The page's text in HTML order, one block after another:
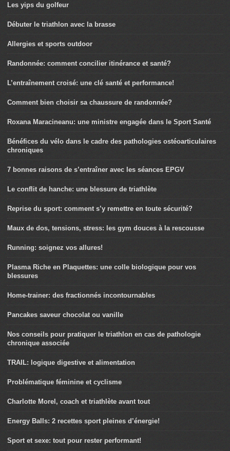
Les yips du golfeur
Débuter le triathlon avec la brasse
Allergies et sports outdoor
Randonnée: comment concilier itinérance et santé?
L’entraînement croisé: une clé santé et performance!
Comment bien choisir sa chaussure de randonnée?
Roxana Maracineanu: une ministre engagée dans le Sport Santé
Bénéfices du vélo dans le cadre des pathologies ostéoarticulaires
chroniques
7 bonnes raisons de s’entraîner avec les séances EPGV
Le conflit de hanche: une blessure de triathlète
Reprise du sport: comment s’y remettre en toute sécurité?
Maux de dos, tensions, stress: les gym douces à la rescousse
Running: soignez vos allures!
Plasma Riche en Plaquettes: une colle biologique pour vos
blessures
Home-trainer: des fractionnés incontournables
Pancakes saveur chocolat ou vanille
Nos conseils pour pratiquer le triathlon en cas de pathologie
chronique associée
TRAIL: logique digestive et alimentation
Problématique féminine et cyclisme
Charlotte Morel, coach et triathlète avant tout
Energy Balls: 2 recettes sport pleines d’énergie!
Sport et sexe: tout pour rester performant!